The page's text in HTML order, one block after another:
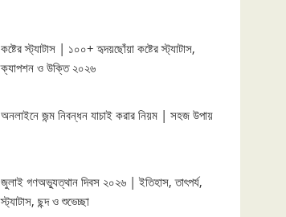
কষ্টের স্ট্যাটাস | ১০০+ হৃদয়ছোঁয়া কষ্টের স্ট্যাটাস,
ক্যাপশন ও উক্তি ২০২৬
অনলাইনে জন্ম নিবন্ধন যাচাই করার নিয়ম | সহজ উপায়
জুলাই গণঅভ্যুত্থান দিবস ২০২৬ | ইতিহাস, তাৎপর্য,
স্ট্যাটাস, ছন্দ ও শুভেচ্ছা